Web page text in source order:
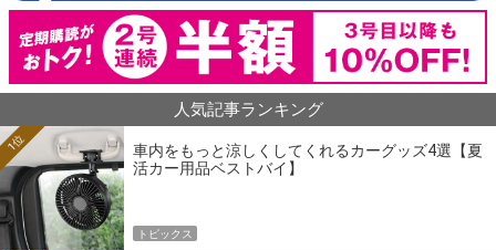
人気記事ランキング
車内をもっと涼しくしてくれるカーグッズ4選【夏
活カー用品ベストバイ】
1位
トピックス